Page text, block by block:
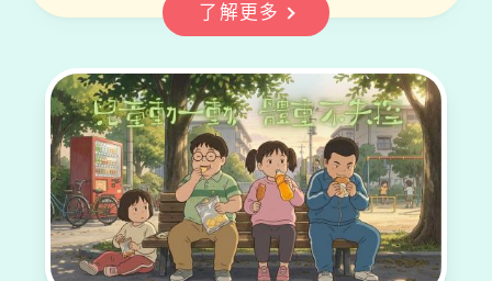
在香港與各地掀起了一場跨世代的「復興熱
爸媽媽的回憶。究竟這顆小小的陀螺有什麼
魔力，能讓孩子主動放下遊戲機，甚至成為
增進親子關係的秘密武器？
了解更多